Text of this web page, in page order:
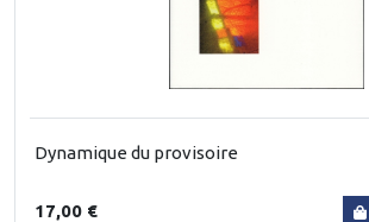
Dynamique du provisoire
17,00 €